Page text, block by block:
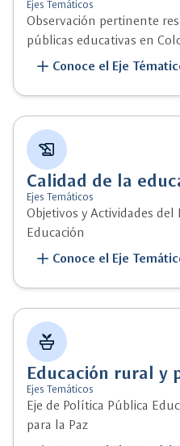
Ejes Temáticos
Observación pertinente
públicas educativas en
add Conoce el Eje
history_edu
Calidad de la
Ejes Temáticos
Objetivos y Actividades del
Educación
add Conoce el Eje
potted_plant
Educación rural y
Ejes Temáticos
Eje de Política Pública
para la Paz